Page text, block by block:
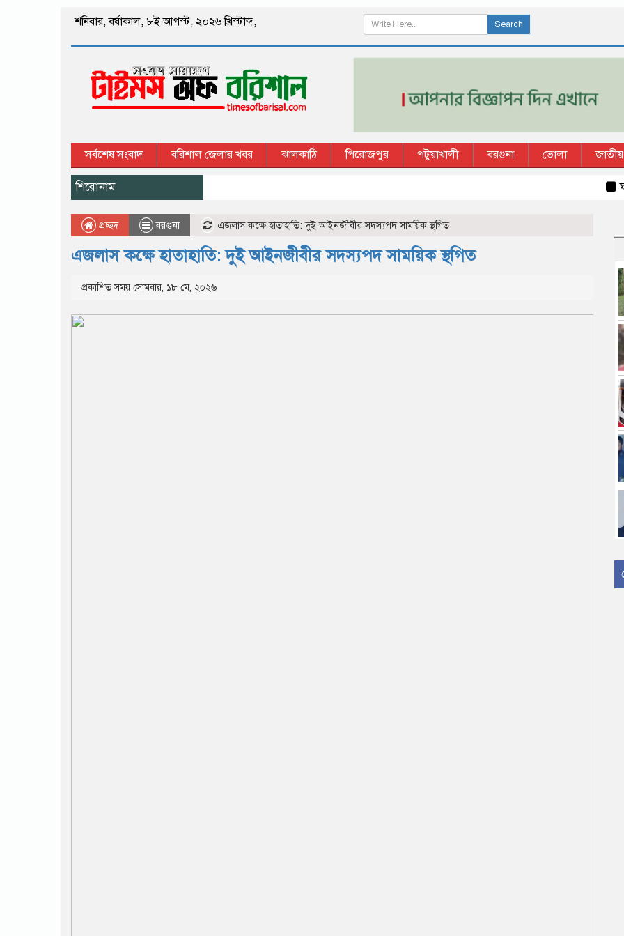
শনিবার,বর্ষাকাল, ৮ই আগস্ট, ২০২৬ খ্রিস্টাব্দ, Search
সর্বশেষ সংবাদ বরিশাল জেলার খবর ঝালকাঠি পিরোজপুর পটুয়াখালী বরগুনা ভোলা জাতীয়
শিরোনাম ঘর
প্রচ্ছদ বরগুনা এজলাস কক্ষে হাতাহাতি: দুই আইনজীবীর সদস্যপদ সাময়িক স্থগিত
এজলাস কক্ষে হাতাহাতি: দুই আইনজীবীর সদস্যপদ সাময়িক স্থগিত
প্রকাশিত সময় সোমবার, ১৮ মে, ২০২৬